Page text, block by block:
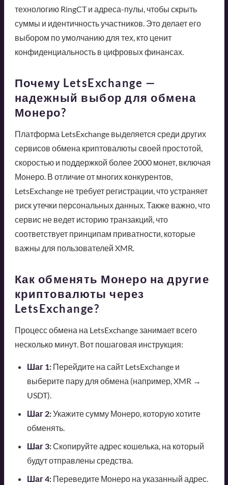
технологию RingCT и адреса-пулы, чтобы скрыть
суммы и идентичность участников. Это делает его
выбором по умолчанию для тех, кто ценит
конфиденциальность в цифровых финансах.
Почему LetsExchange —
надежный выбор для обмена
Монеро?
Платформа LetsExchange выделяется среди других
сервисов обмена криптовалюты своей простотой,
скоростью и поддержкой более 2000 монет, включая
Монеро. В отличие от многих конкурентов,
LetsExchange не требует регистрации, что устраняет
риск утечки персональных данных. Также важно, что
сервис не ведет историю транзакций, что
соответствует принципам приватности, которые
важны для пользователей XMR.
Как обменять Монеро на другие
криптовалюты через
LetsExchange?
Процесс обмена на LetsExchange занимает всего
несколько минут. Вот пошаговая инструкция:
Шаг 1:Перейдите на сайт LetsExchange и
выберите пару для обмена (например, XMR →
USDT).
Шаг 2:Укажите сумму Монеро, которую хотите
обменять.
Шаг 3:Скопируйте адрес кошелька, на который
будут отправлены средства.
Шаг 4:Переведите Монеро на указанный адрес.